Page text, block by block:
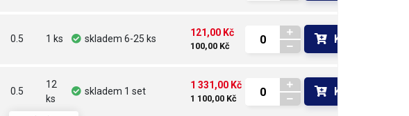
0.5 1 ks skladem 6-25 ks
121,00 Kč
100,00 Kč
Koupit
0.5
12
ks
skladem 1 set
1 331,00 Kč
1 100,00 Kč
Koupit